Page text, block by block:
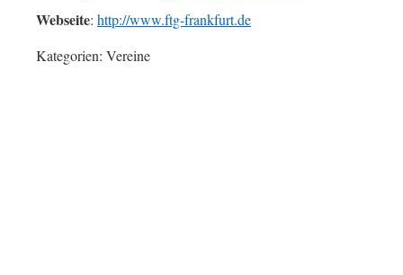
Webseite: http://www.ftg-frankfurt.de
Kategorien: Vereine